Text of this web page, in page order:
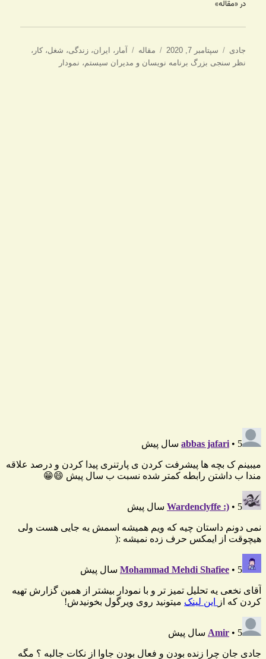
در «مقاله»
نویسنده
جادی
ارسال
شده
سپتامبر 7, 2020 دسته‌ها
مقاله برچسب‌ها
آمار ، ایران،زندگی، شغل،کار ،
نظر سنجی بزرگ برنامه نویسان و مدیران سیستم، نمودار